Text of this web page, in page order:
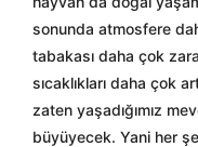
sonunda atmosfere
tabakası daha çok
sıcaklıkları daha çok
zaten yaşadığımız
büyüyecek. Yani her